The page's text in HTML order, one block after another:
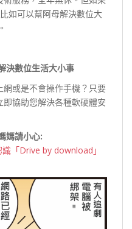
如可以幫阿母解決數位大
。
決數位生活大小事
或是不會操作手機？只要
即協助您解決各種軟硬體安
媽請小心:
「Drive by download」